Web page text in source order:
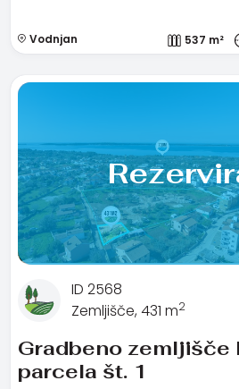
Vodnjan 537 m²
ID 2568
Zemljišče, 431 m2
Gradbeno zemljišče
parcela št. 1